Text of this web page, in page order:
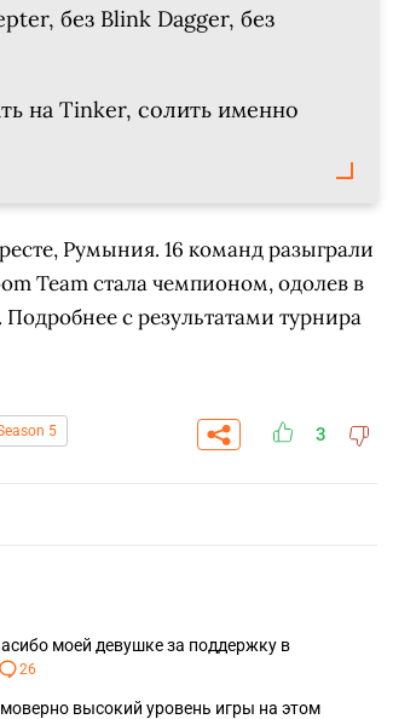
без Blink Dagger, без
на Tinker, солить именно
Румыния. 16 команд разыграли
Team стала чемпионом, одолев в
с результатами турнира
5 3
моей девушке за поддержку в
26
высокий уровень игры на этом
ВЫБРАТЬ